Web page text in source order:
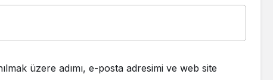
üzere adımı, e-posta adresimi ve web site